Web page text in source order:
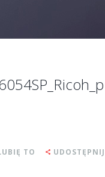
TO UDOSTĘPNIJ